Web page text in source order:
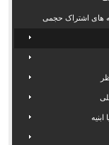
های اشتراک حجمی